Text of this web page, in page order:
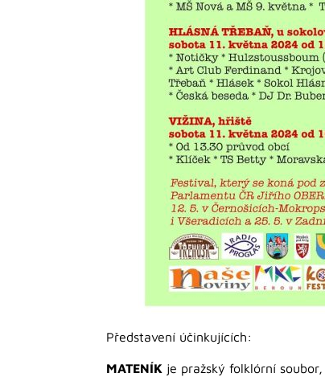
Představení účinkujících:
MATENÍK je pražský folklórní